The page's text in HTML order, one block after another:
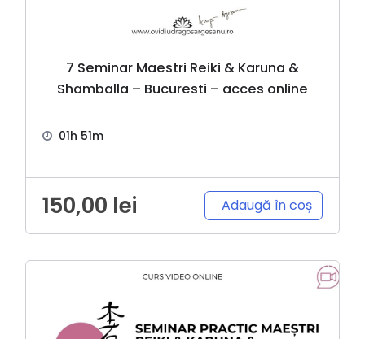
7 Seminar Maestri Reiki & Karuna &
Shamballa – Bucuresti – acces online
01h 51m
150,00 lei Adaugă în coș